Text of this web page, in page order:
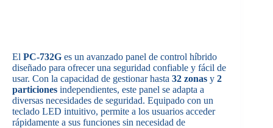
El PC-732G es un avanzado panel de control híbrido
diseñado para ofrecer una seguridad confiable y fácil de
usar. Con la capacidad de gestionar hasta 32 zonas y 2
particiones independientes, este panel se adapta a
diversas necesidades de seguridad. Equipado con un
teclado LED intuitivo, permite a los usuarios acceder
rápidamente a sus funciones sin necesidad de